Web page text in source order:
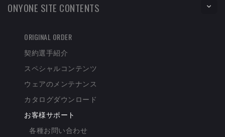
ONYONE SITE CONTENTS
ORIGINAL ORDER
契約選手紹介
スペシャルコンテンツ
ウェアのメンテナンス
カタログダウンロード
お客様サポート
各種お問い合わせ